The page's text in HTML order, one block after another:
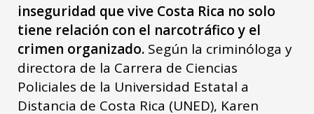
inseguridad que vive Costa Rica no solo
tiene relación con el narcotráfico y el
crimen organizado. Según la criminóloga y
directora de la Carrera de Ciencias
Policiales de la Universidad Estatal a
Distancia de Costa Rica (UNED), Karen